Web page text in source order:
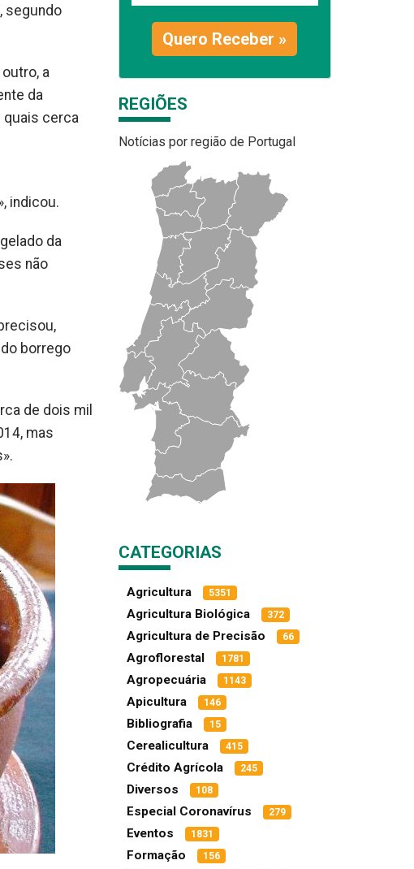
segundo
a
da
quais cerca
indicou.
da
não
borrego
de dois mil
mas
Quero Receber »
REGIÕES
Notícias por região de Portugal
CATEGORIAS
Agricultura 5351
Agricultura Biológica 372
Agricultura de Precisão 66
Agroflorestal 1781
Agropecuária 1143
Apicultura 146
Bibliografia 15
Cerealicultura 415
Crédito Agrícola 245
Diversos 108
Especial Coronavírus 279
Eventos 1831
Formação 156